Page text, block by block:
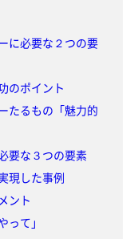
に必要な２つの要
のポイント
たるもの「魅力的
要な３つの要素
現した事例
ント
って」